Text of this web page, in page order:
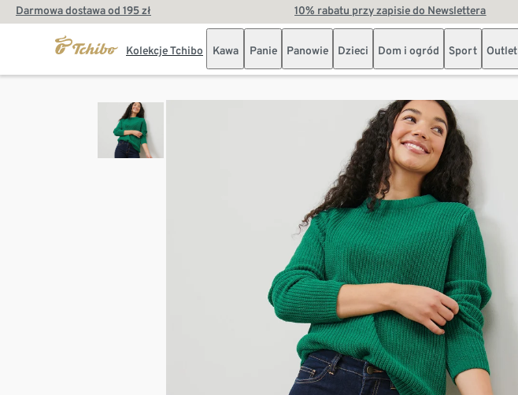
Darmowa dostawa od 195 zł 10% rabatu przy zapisie do Newslettera
Kolekcje Tchibo Kawa Panie Panowie Dzieci Dom i ogród Sport Outlet